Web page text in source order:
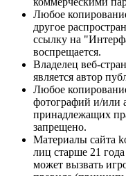
Любое
другое
ссылку на
воспрещается.
Владелец веб-
является автор
Любое
фотографий и/или
принадлежащих
запрещено.
Материалы сайта
лиц старше 21
может вызвать